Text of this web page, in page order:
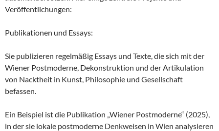
Veröffentlichungen:
Publikationen und Essays:
Sie publizieren regelmäßig Essays und Texte, die sich mit der
Wiener Postmoderne, Dekonstruktion und der Artikulation
von Nacktheit in Kunst, Philosophie und Gesellschaft
befassen.
Ein Beispiel ist die Publikation „Wiener Postmoderne“ (2025),
in der sie lokale postmoderne Denkweisen in Wien analysieren